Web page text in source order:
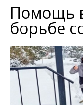
Помощь
борьбе